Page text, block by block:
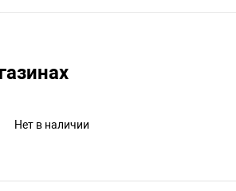
Нет в наличии